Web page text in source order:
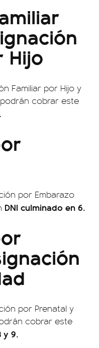
Hijo
Familiar por Hijo y
cobrar este
por Embarazo
DNI culminado en 6.
por Prenatal y
cobrar este
y 9.